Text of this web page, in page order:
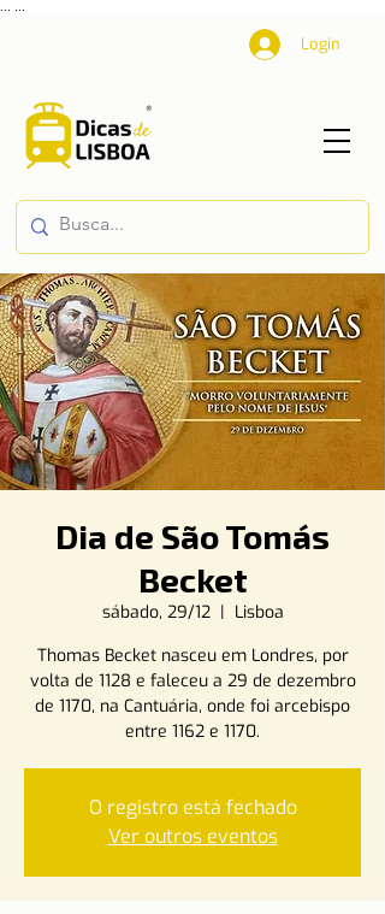
Login
Dia de São Tomás
Becket
sábado, 29/12
  |
Lisboa
Thomas Becket nasceu em Londres, por
volta de 1128 e faleceu a 29 de dezembro
de 1170, na Cantuária, onde foi arcebispo
entre 1162 e 1170.
O registro está fechado
Ver outros eventos